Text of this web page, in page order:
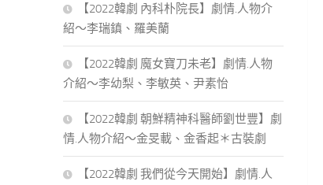
【2022韓劇 內科朴院長】劇情.人物介
紹～李瑞鎮、羅美蘭
【2022韓劇 魔女寶刀未老】劇情.人物
介紹～李幼梨、李敏英、尹素怡
【2022韓劇 朝鮮精神科醫師劉世豐】劇
情.人物介紹～金旻載、金香起＊古裝劇
【2022韓劇 我們從今天開始】劇情.人